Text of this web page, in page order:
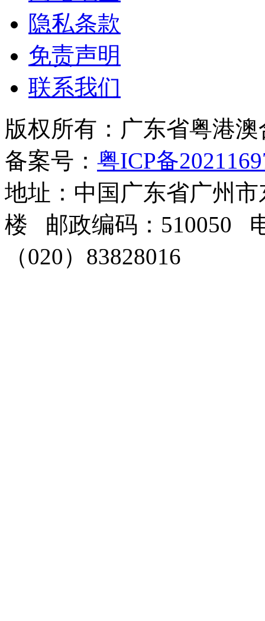
隐私条款
免责声明
联系我们
版权所有：广东省粤港
备案号： 粤ICP备
地址：中国广东省广州
楼 邮政编码：510050
（020）83828016